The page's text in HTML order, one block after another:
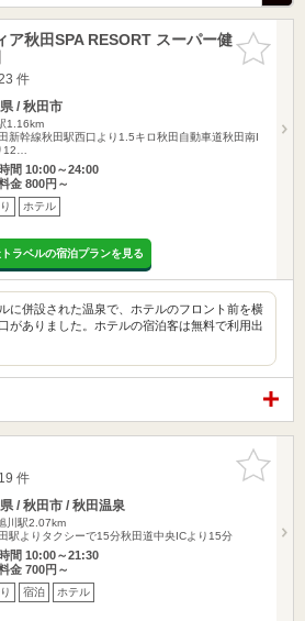
お気に入
りに追加
ア秋田SPA RESORT スーパー健
件
/ 秋田市
1.16km
新幹線秋田駅西口より1.5キロ秋田自動車道秋田南I
12…
間 10:00～24:00
金 800円～
ホテル
ラベルの宿泊プランを見る
に併設された温泉で、ホテルのフロント前を横
がありました。ホテルの宿泊客は無料で利用出
お気に入
りに追加
件
/ 秋田市 / 秋田温泉
川駅2.07km
駅よりタクシーで15分秋田道中央ICより15分
間 10:00～21:30
金 700円～
宿泊 ホテル